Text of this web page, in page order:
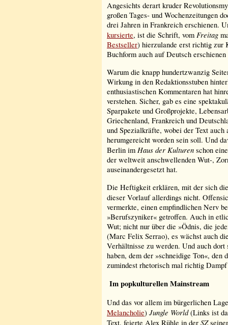
Angesichts derart kruder
großen Tages- und Wochenzeitungen
drei Jahren in Frankreich erschienen.
kursierte, ist die Schrift, vom Freitag
Bestseller) hierzulande erst richtig zur
Buchform auch auf Deutsch
Warum die knapp hundertzwanzig
Wirkung in den Redaktionsstuben
enthusiastischen Kommentaren hat
verstehen. Sicher, gab es eine
Sparpakete und Großprojekte,
Griechenland, Frankreich und
und Spezialkräfte, wobei der Text
herumgereicht worden sein soll. Und
Berlin im Haus der Kulturen schon
der weltweit anschwellenden Wut-,
auseinandergesetzt hat.
Die Heftigkeit erklären, mit der sich
dieser Vorlauf allerdings nicht.
vermerkte, einen empfindlichen Nerv
»Berufszyniker« getroffen. Auch in
Wut; nicht nur über die »Ödnis, die
(Marc Felix Serrao), es wächst auch
Verhältnisse zu werden. Und auch
haben, dem der »schneidige Ton«,
zumindest rhetorisch mal richtig Dampf
Im popkulturellen Mainstream
Und das vor allem im bürgerlichen
Melancholie) Jungle World(Links ist
Text, feierte Alex Rühle in der SZ